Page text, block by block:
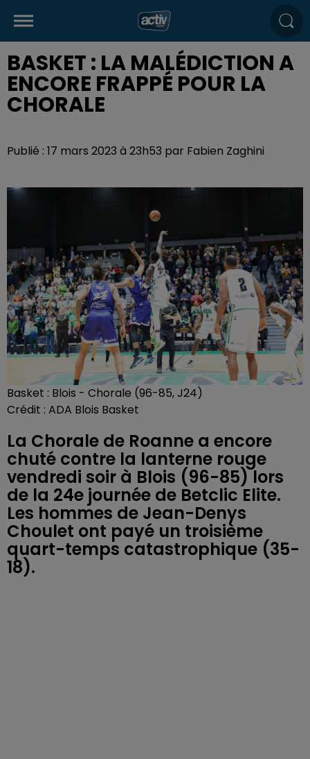
BASKET : LA MALÉDICTION A
ENCORE FRAPPÉ POUR LA
CHORALE
Publié : 17 mars 2023 à 23h53 par Fabien Zaghini
Basket : Blois - Chorale (96-85, J24)
Crédit : ADA Blois Basket
La Chorale de Roanne a encore
chuté contre la lanterne rouge
vendredi soir à Blois (96-85) lors
de la 24e journée de Betclic Elite.
Les hommes de Jean-Denys
Choulet ont payé un troisième
quart-temps catastrophique (35-
18).